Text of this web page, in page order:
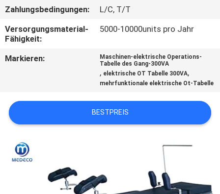
IN
VERBINDUNG
NACHRICHTEN
SITEMAP
PRIVACY
Zahlungsbedingungen:
L/C, T/T
Versorgungsmaterial-
Fähigkeit:
5000-10000units pro Jahr
Markieren:
Maschinen-elektrische Operations-
Tabelle des Gang-300VA
, elektrische OT Tabelle 300VA,
mehrfunktionale elektrische Ot-Tabelle
BESTPREIS